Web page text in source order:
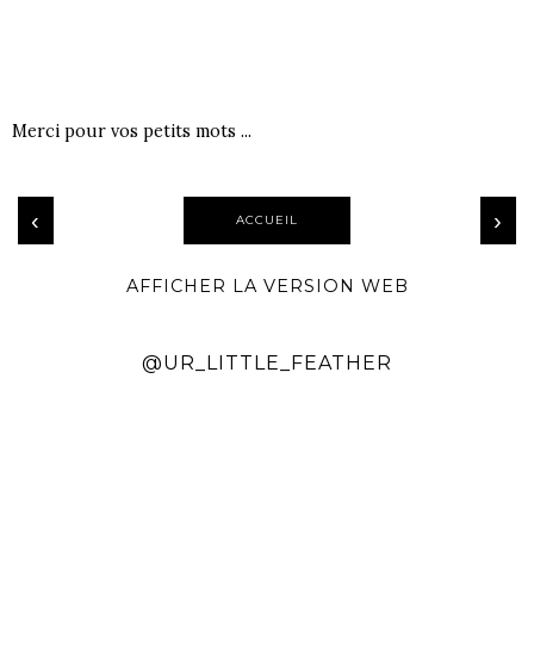
Merci pour vos petits mots ...
‹ ›
ACCUEIL
AFFICHER LA VERSION WEB
@UR_LITTLE_FEATHER